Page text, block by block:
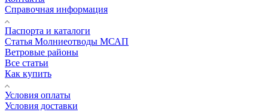
Справочная информация
Паспорта и каталоги
Статья Молниеотводы МСАП
Ветровые районы
Все статьи
Как купить
Условия оплаты
Условия доставки